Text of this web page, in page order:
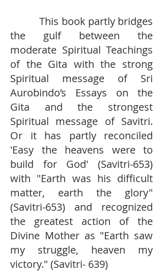
This book partly bridges
the gulf between the
moderate Spiritual Teachings
of the Gita with the strong
Spiritual message of Sri
Aurobindo’s Essays on the
Gita and the strongest
Spiritual message of Savitri.
Or it has partly reconciled
'Easy the heavens were to
build for God' (Savitri-653)
with "Earth was his difficult
matter, earth the glory"
(Savitri-653) and recognized
the greatest action of the
Divine Mother as "Earth saw
my struggle, heaven my
victory." (Savitri- 639)